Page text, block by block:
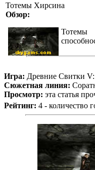
Тотемы Хирсина
Обзор:
Тотемы
Игра: Древние Свитки
Сюжетная линия:
Просмотр: эта статья
Рейтинг: 4 - количество